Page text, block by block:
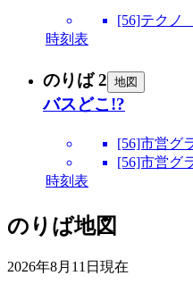
[56]テク
時刻表
のりば 2 地図
バスどこ!?
[56]市営
[56]市営
時刻表
のりば地図
2026年8月11日 現在